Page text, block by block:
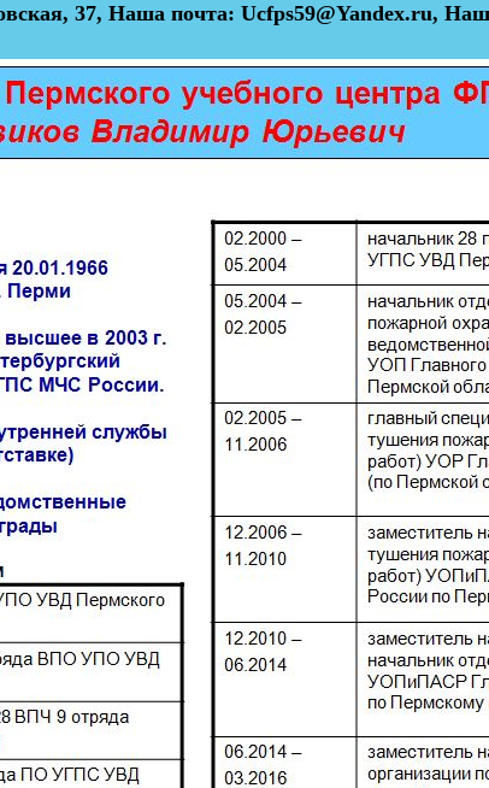
37, Наша почта: Ucfps59@Yandex.ru,